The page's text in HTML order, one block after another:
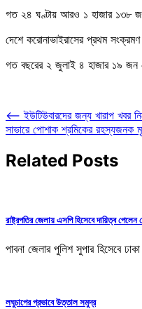
গত ২৪ ঘণ্টায় আরও ১ হাজার ১৩৮
দেশে করোনাভাইরাসের প্রথম
গত বছরের ২ জুলাই ৪ হাজার ১৯ জন
Post
navigation
⟵ ইউটিউবারদের জন্য খারাপ খবর
সাভারে পোশাক শ্রমিকের রহস্যজনক
Related Posts
রাষ্ট্রপতির জেলায় এসপি হিসেবে দায়িত্ব
পাবনা জেলার পুলিশ সুপার হিসেবে
লঘুচাপের প্রভাবে উত্তাল সমুদ্র